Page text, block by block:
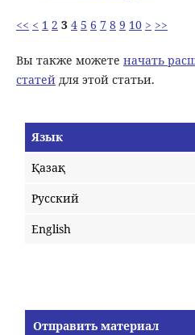
<< < 1 2 3 4 5 6 7 8 9 10 > >>
Вы также можете начать
статейдля этой статьи.
Язык
Қазақ
Русский
English
Отправить материал